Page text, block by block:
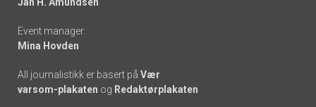
Event manager:
Mina Hovden
All journalistikk er basert på Vær
varsom-plakaten og Redaktørplakaten